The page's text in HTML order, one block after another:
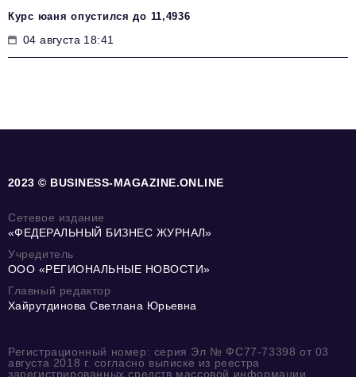
Курс юаня опустился до 11,4936
04 августа 18:41
2023 © BUSINESS-MAGAZINE.ONLINE
Сетевое издание
«ФЕДЕРАЛЬНЫЙ БИЗНЕС ЖУРНАЛ»
Учредитель
ООО «РЕГИОНАЛЬНЫЕ НОВОСТИ»
Главный редактор
Хайрутдинова Светлана Юрьевна
Регистрационный номер: серия Эл № ФС77-73398 от 03
августа 2018 г. согласно выписке из реестра
зарегистрированных средств массовой информации